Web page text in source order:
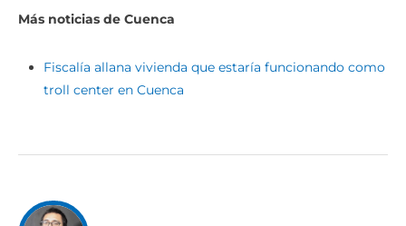
Más noticias de Cuenca
Fiscalía allana vivienda que estaría funcionando como
troll center en Cuenca